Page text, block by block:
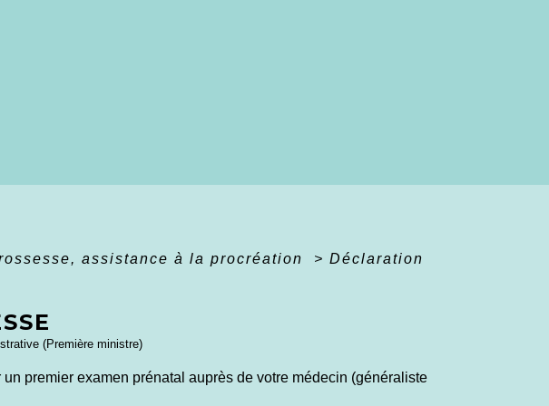
assistance à la procréation > Déclaration
(Première ministre)
premier examen prénatal auprès de votre médecin (généraliste